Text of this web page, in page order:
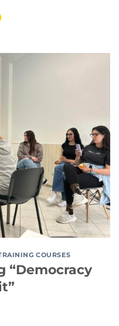
COURSES
“Democracy